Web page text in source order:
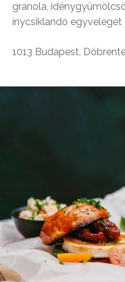
granola,
ínycsiklandó egyvelegét
1013 Budapest,